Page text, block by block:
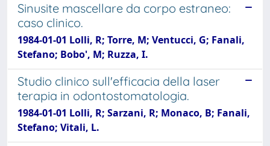
Sinusite mascellare da corpo estraneo:
caso clinico.
1984-01-01 Lolli, R; Torre, M; Ventucci, G; Fanali,
Stefano; Bobo', M; Ruzza, I.
Studio clinico sull'efficacia della laser
terapia in odontostomatologia.
1984-01-01 Lolli, R; Sarzani, R; Monaco, B; Fanali,
Stefano; Vitali, L.